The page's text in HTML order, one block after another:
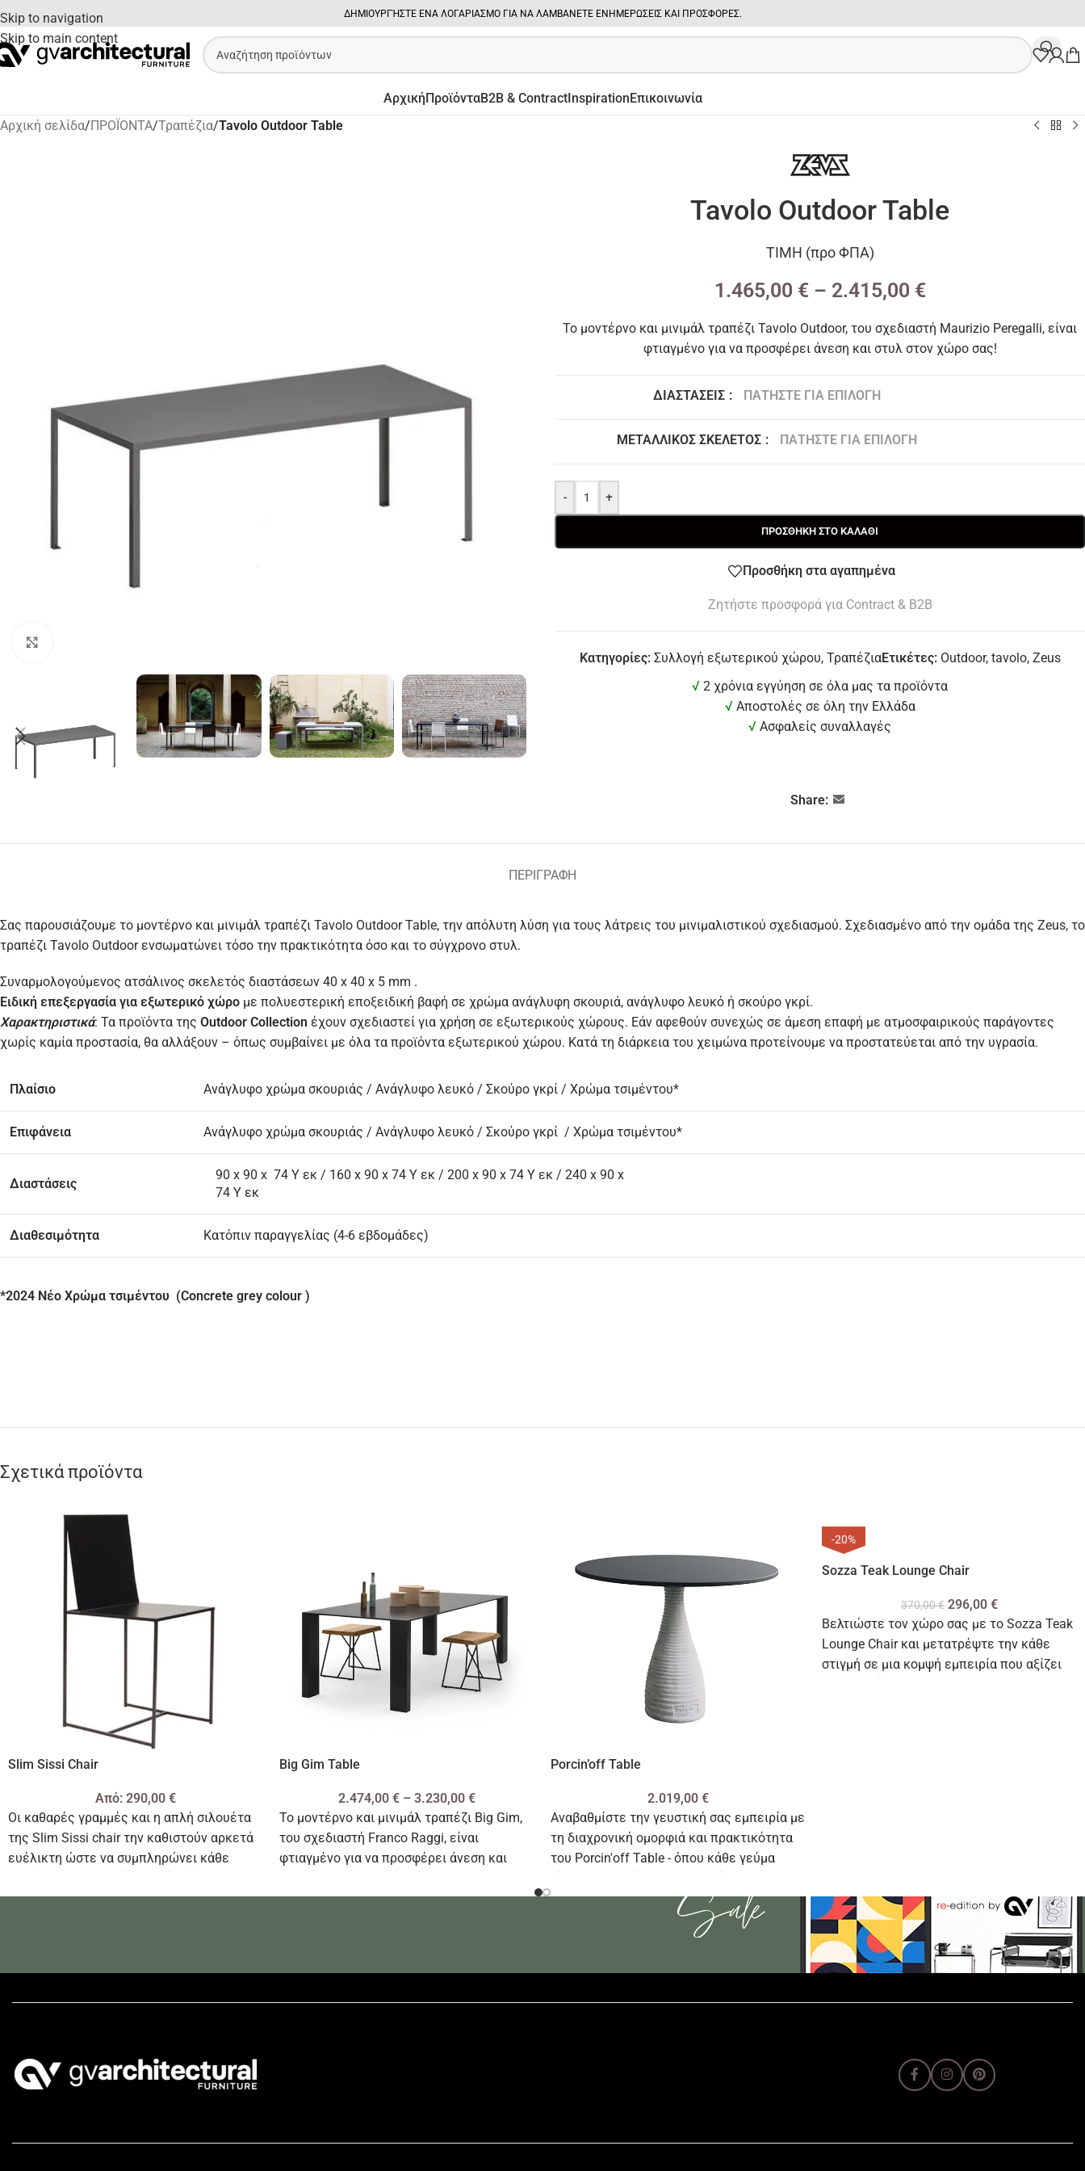
Skip to navigation
Skip to main content
ΔΗΜΙΟΥΡΓΉΣΤΕ ΕΝΑ ΛΟΓΑΡΙΑΣΜΟ ΓΙΑ ΝΑ ΛΑΜΒΑΝΕΤΕ ΕΝΗΜΕΡΩΣΕΙΣ ΚΑΙ ΠΡΟΣΦΟΡΕΣ.
ΑρχικήΠροϊόνταB2B & ContractInspirationΕπικοινωνία
Αρχική σελίδα/ΠΡΟΪΟΝΤΑ/Τραπέζια/Tavolo Outdoor Table
Tavolo Outdoor Table
ΤΙΜΗ (προ ΦΠΑ)
1.465,00 € – 2.415,00 €
Το μοντέρνο και μινιμάλ τραπέζι Tavolo Outdoor, του σχεδιαστή Maurizio Peregalli, είναι
φτιαγμένο για να προσφέρει άνεση και στυλ στον χώρο σας!
ΔΙΑΣΤΆΣΕΙΣ : ΠΑΤΉΣΤΕ ΓΙΑ ΕΠΙΛΟΓΉ
ΜΕΤΑΛΛΙΚΌΣ ΣΚΕΛΕΤΌΣ : ΠΑΤΉΣΤΕ ΓΙΑ ΕΠΙΛΟΓΉ
- +
ΠΡΟΣΘΉΚΗ ΣΤΟ ΚΑΛΆΘΙ
Προσθήκη στα αγαπημένα
Ζητήστε προσφορά για Contract & B2B
Κατηγορίες: Συλλογή εξωτερικού χώρου, ΤραπέζιαΕτικέτες: Outdoor, tavolo, Zeus
√ 2 χρόνια εγγύηση σε όλα μας τα προϊόντα
√ Αποστολές σε όλη την Ελλάδα
√ Ασφαλείς συναλλαγές
Share:
ΠΕΡΙΓΡΑΦΉ
Σας παρουσιάζουμε το μοντέρνο και μινιμάλ τραπέζι Tavolo Outdoor Table, την απόλυτη λύση για τους λάτρεις του μινιμαλιστικού σχεδιασμού. Σχεδιασμένο από την ομάδα της Zeus, το
τραπέζι Tavolo Outdoor ενσωματώνει τόσο την πρακτικότητα όσο και το σύγχρονο στυλ.
Συναρμολογούμενος ατσάλινος σκελετός διαστάσεων 40 x 40 x 5 mm .
Ειδική επεξεργασία για εξωτερικό χώρο με πολυεστερική εποξειδική βαφή σε χρώμα ανάγλυφη σκουριά, ανάγλυφο λευκό ή σκούρο γκρί.
Χαρακτηριστικά: Τα προϊόντα της Outdoor Collection έχουν σχεδιαστεί για χρήση σε εξωτερικούς χώρους. Εάν αφεθούν συνεχώς σε άμεση επαφή με ατμοσφαιρικούς παράγοντες
χωρίς καμία προστασία, θα αλλάξουν – όπως συμβαίνει με όλα τα προϊόντα εξωτερικού χώρου. Κατά τη διάρκεια του χειμώνα προτείνουμε να προστατεύεται από την υγρασία.
Πλαίσιο Ανάγλυφο χρώμα σκουριάς / Ανάγλυφο λευκό / Σκούρο γκρί / Χρώμα τσιμέντου*
Επιφάνεια Ανάγλυφο χρώμα σκουριάς / Ανάγλυφο λευκό / Σκούρο γκρί / Χρώμα τσιμέντου*
Διαστάσεις
90 x 90 x 74 Υ εκ / 160 x 90 x 74 Υ εκ / 200 x 90 x 74 Υ εκ / 240 x 90 x
74 Υ εκ
Διαθεσιμότητα Κατόπιν παραγγελίας (4-6 εβδομάδες)
*2024 Νέο Χρώμα τσιμέντου (Concrete grey colour )
Σχετικά προϊόντα
Slim Sissi Chair
Από: 290,00 €
Οι καθαρές γραμμές και η απλή σιλουέτα
της Slim Sissi chair την καθιστούν αρκετά
ευέλικτη ώστε να συμπληρώνει κάθε
Big Gim Table
2.474,00 € – 3.230,00 €
Το μοντέρνο και μινιμάλ τραπέζι Big Gim,
του σχεδιαστή Franco Raggi, είναι
φτιαγμένο για να προσφέρει άνεση και
Porcin’off Table
2.019,00 €
Αναβαθμίστε την γευστική σας εμπειρία με
τη διαχρονική ομορφιά και πρακτικότητα
του Porcin'off Table - όπου κάθε γεύμα
-20%
Sozza Teak Lounge Chair
370,00€ 296,00 €
Βελτιώστε τον χώρο σας με το Sozza Teak
Lounge Chair και μετατρέψτε την κάθε
στιγμή σε μια κομψή εμπειρία που αξίζει